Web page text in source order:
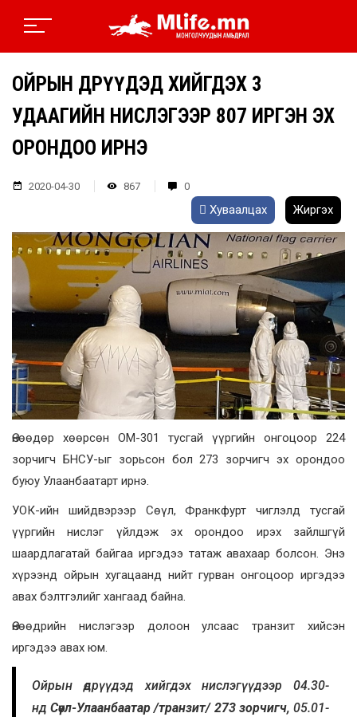
ОЙРЫН ӨДРҮҮДЭД ХИЙГДЭХ 3
УДААГИЙН НИСЛЭГЭЭР 807 ИРГЭН ЭХ
ОРОНДОО ИРНЭ
2020-04-30 867 0
Хуваалцах Жиргэх
Өнөөдөр хөөрсөн ОМ-301 тусгай үүргийн онгоцоор 224
зорчигч БНСУ-ыг зорьсон бол 273 зорчигч эх орондоо
буюу Улаанбаатарт ирнэ.
УОК-ийн шийдвэрээр Сөүл, Франкфурт чиглэлд тусгай
үүргийн нислэг үйлдэж эх орондоо ирэх зайлшгүй
шаардлагатай байгаа иргэдээ татаж авахаар болсон. Энэ
хүрээнд ойрын хугацаанд нийт гурван онгоцоор иргэдээ
авах бэлтгэлийг хангаад байна.
Өнөөдрийн нислэгээр долоон улсаас транзит хийсэн
иргэдээ авах юм.
Ойрын өдрүүдэд хийгдэх нислэгүүдээр 04.30-
нд Сөүл-Улаанбаатар /транзит/ 273 зорчигч, 05.01-